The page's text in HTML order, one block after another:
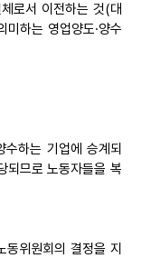
로서 이전하는 것(대
하는 영업양도·양수
하는 기업에 승계되
되므로 노동자들을 복
위원회의 결정을 지